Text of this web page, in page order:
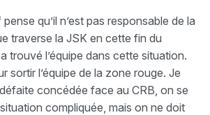
qu’il n’est pas responsable de la
traverse la JSK en cette fin du
trouvé l’équipe dans cette situation.
sortir l’équipe de la zone rouge. Je
concédée face au CRB, on se
compliquée, mais on ne doit